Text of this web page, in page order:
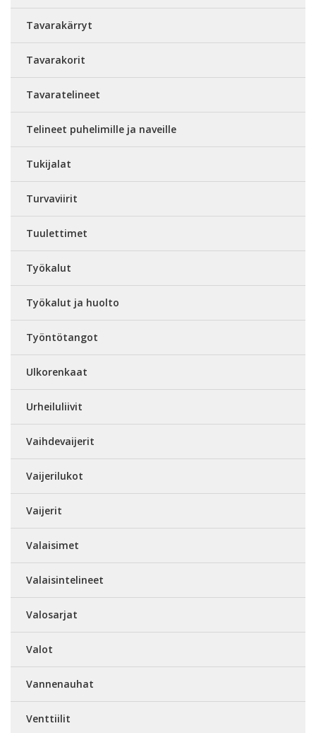
Tavarakärryt
Tavarakorit
Tavaratelineet
Telineet puhelimille ja naveille
Tukijalat
Turvaviirit
Tuulettimet
Työkalut
Työkalut ja huolto
Työntötangot
Ulkorenkaat
Urheiluliivit
Vaihdevaijerit
Vaijerilukot
Vaijerit
Valaisimet
Valaisintelineet
Valosarjat
Valot
Vannenauhat
Venttiilit